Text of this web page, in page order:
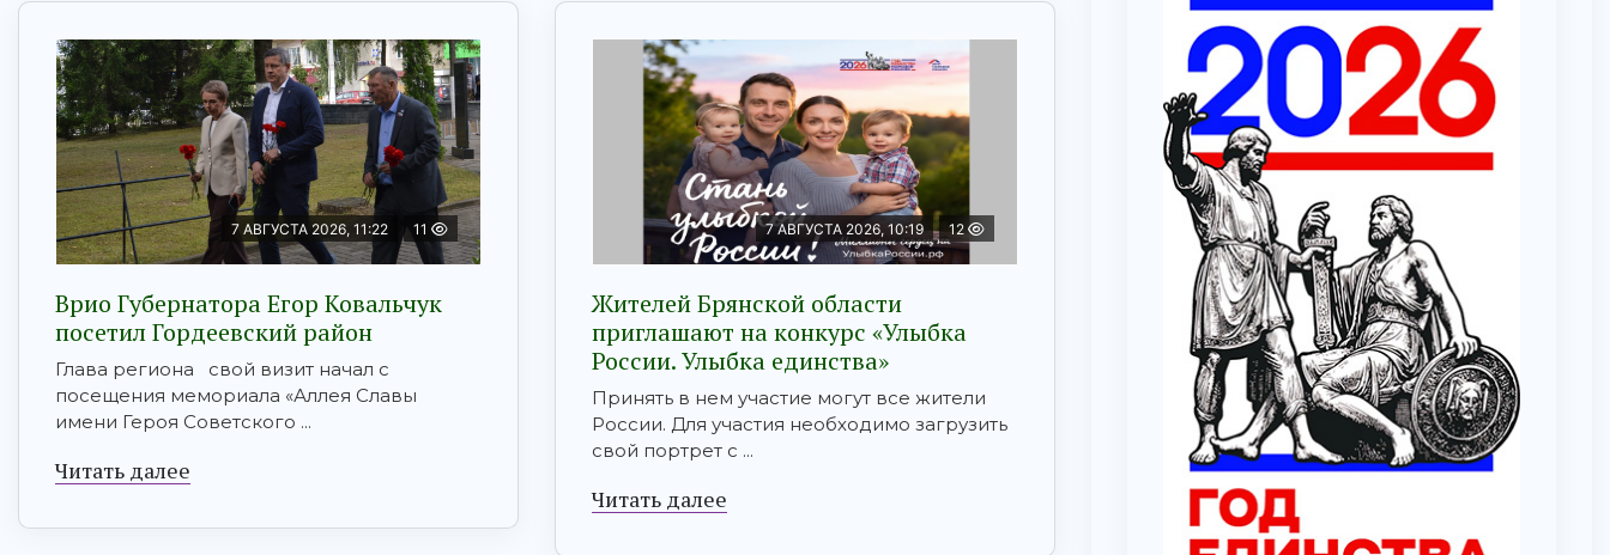
7 АВГУСТА 2026, 11:22 11
Врио Губернатора Егор Ковальчук
посетил Гордеевский район
Глава региона свой визит начал с
посещения мемориала «Аллея Славы
имени Героя Советского ...
Читать далее
7 АВГУСТА 2026, 10:19 12
Жителей Брянской области
приглашают на конкурс «Улыбка
России. Улыбка единства»
Принять в нем участие могут все жители
России. Для участия необходимо загрузить
свой портрет с ...
Читать далее